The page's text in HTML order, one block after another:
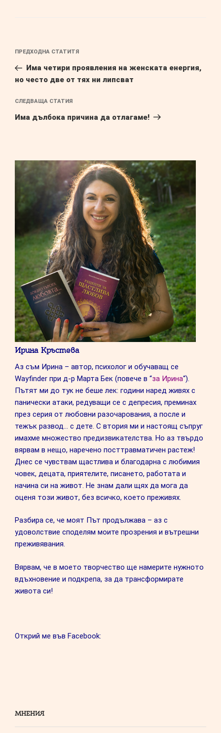
Предишна
публикация
ПРЕДХОДНА СТАТИТЯ
Има четири проявления на женската енергия,
но често две от тях ни липсват
Следваща
публикация
СЛЕДВАЩА СТАТИЯ
Има дълбока причина да отлагаме!
Ирина Кръстева
Аз съм Ирина – автор, психолог и обучаващ се
Wayfinder при д-р Марта Бек (повече в “за Ирина“).
Пътят ми до тук не беше лек: години наред живях с
панически атаки, редуващи се с депресия, преминах
през серия от любовни разочарования, а после и
тежък развод… с дете. С втория ми и настоящ съпруг
имахме множество предизвикателства. Но аз твърдо
вярвам в нещо, наречено посттравматичен растеж!
Днес се чувствам щастлива и благодарна с любимия
човек, децата, приятелите, писането, работата и
начина си на живот. Не знам дали щях да мога да
оценя този живот, без всичко, което преживях.
Разбира се, че моят Път продължава – аз с
удоволствие споделям моите прозрения и вътрешни
преживявания.
Вярвам, че в моето творчество ще намерите нужното
вдъхновение и подкрепа, за да трансформирате
живота си!
Открий ме във Facebook:
МНЕНИЯ